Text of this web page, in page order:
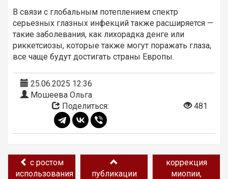
В связи с глобальным потеплением спектр
серьезных глазных инфекций также расширяется —
такие заболевания, как лихорадка денге или
риккетсиозы, которые также могут поражать глаза,
все чаще будут достигать страны Европы.
25.06.2025 12:36
Мошеева Ольга
Поделиться:
481
с ростом
использования
публикации
коррекция
миопии,